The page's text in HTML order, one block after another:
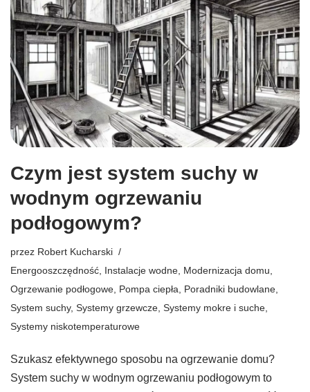
Czym jest system suchy w
wodnym ogrzewaniu
podłogowym?
przez Robert Kucharski
Energooszczędność, Instalacje wodne, Modernizacja domu,
Ogrzewanie podłogowe, Pompa ciepła, Poradniki budowlane,
System suchy, Systemy grzewcze, Systemy mokre i suche,
Systemy niskotemperaturowe
Szukasz efektywnego sposobu na ogrzewanie domu?
System suchy w wodnym ogrzewaniu podłogowym to